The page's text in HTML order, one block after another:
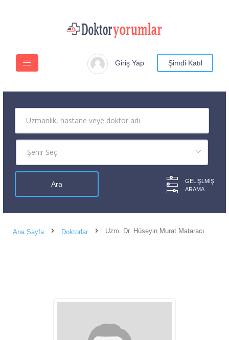
Giriş Yap Şimdi Katıl
GELIŞLMIŞ
ARAMA
Ana Sayfa Doktorlar Uzm. Dr. Hüseyin Murat Mataracı